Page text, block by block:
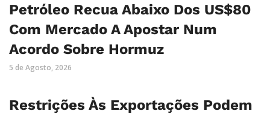
Petróleo Recua Abaixo Dos US$80
Com Mercado A Apostar Num
Acordo Sobre Hormuz
5 de Agosto, 2026
Restrições Às Exportações Podem